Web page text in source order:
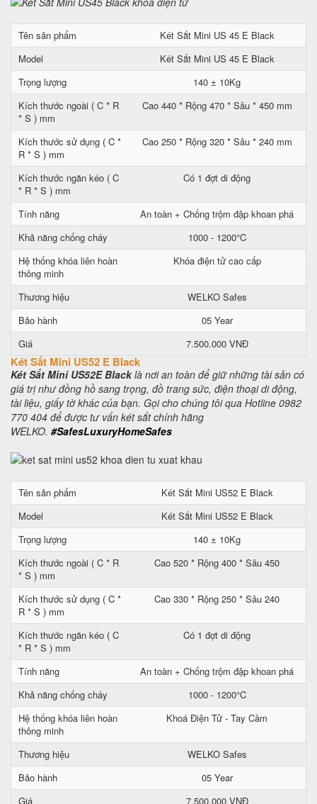
Tên sản phẩm
Két Sắt Mini US 45 E Black
Model
Két Sắt Mini US 45 E Black
Trọng lượng
140 ± 10Kg
Kích thước ngoài ( C * R
* S ) mm
Cao 440 * Rộng 470 * Sâu * 450 mm
Kích thước sử dụng ( C *
R * S ) mm
Cao 250 * Rộng 320 * Sâu * 240 mm
Kích thước ngăn kéo ( C
* R * S ) mm
Có 1 đợt di động
Tính năng
An toàn + Chống trộm đập khoan phá
Khả năng chống cháy
1000 - 1200°C
Hệ thống khóa liên hoàn
thông minh
Khóa điện tử cao cấp
Thương hiệu
WELKO Safes
Bảo hành
05 Year
Giá
7.500.000 VNĐ
Két Sắt Mini US52 E Black
Két Sắt Mini US52E Blacklà nơi an toàn để giữ những tài sản có
giá trị như đồng hồ sang trọng, đồ trang sức, điện thoại di động,
tài liệu, giấy tờ khác của bạn. Gọi cho chúng tôi qua Hotline 0982
770 404 để được tư vấn két sắt chính hãng
WELKO. #SafesLuxuryHomeSafes
Tên sản phẩm
Két Sắt Mini US52 E Black
Model
Két Sắt Mini US52 E Black
Trọng lượng
140 ± 10Kg
Kích thước ngoài ( C * R
* S ) mm
Cao 520 * Rộng 400 * Sâu 450
Kích thước sử dụng ( C *
R * S ) mm
Cao 330 * Rộng 250 * Sâu 240
Kích thước ngăn kéo ( C
* R * S ) mm
Có 1 đợt di động
Tính năng
An toàn + Chống trộm đập khoan phá
Khả năng chống cháy
1000 - 1200°C
Hệ thống khóa liên hoàn
thông minh
Khoá Điện Tử - Tay Cầm
Thương hiệu
WELKO Safes
Bảo hành
05 Year
Giá
7.500.000 VNĐ